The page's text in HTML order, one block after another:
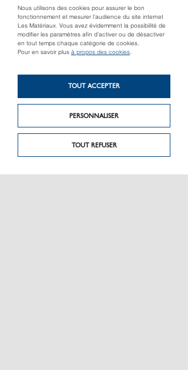
Nous utilisons des cookies pour assurer le bon
fonctionnement et mesurer l’audience du site internet
Les Matériaux. Vous avez évidemment la possibilité de
modifier les paramètres afin d’activer ou de désactiver
en tout temps chaque catégorie de cookies.
Pour en savoir plus à propos des cookies.
TOUT REFUSER
PERSONNALISER
TOUT ACCEPTER
Produit précédent
Détecteur de fuites
AQUA 3 PLUS
Produit suivant